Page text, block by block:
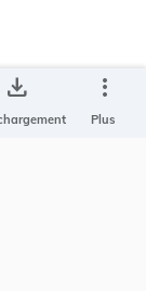
save_alt more_vert
Plus